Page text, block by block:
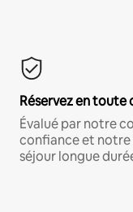
Réservez en toute
Évalué par notre
confiance et
séjour longue